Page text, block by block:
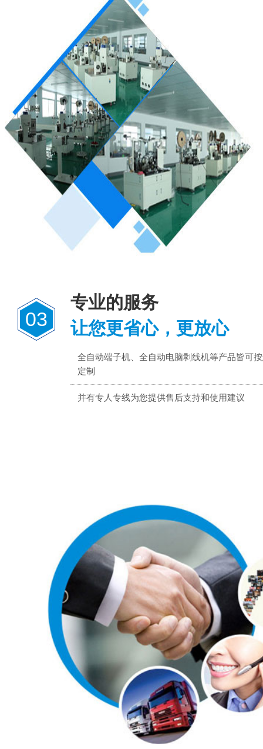
03
专业的服务
让您更省心，更放心
全自动端子机、全自动电脑剥线机等产品皆可
定制
并有专人专线为您提供售后支持和使用建议